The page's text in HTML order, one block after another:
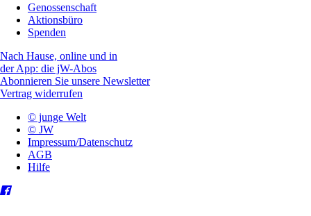
Genossenschaft
Aktionsbüro
Spenden
Nach Hause, online und in
der App: die jW-Abos
Abonnieren Sie unsere Newsletter
Vertrag widerrufen
© junge Welt
© JW
Impressum/Datenschutz
AGB
Hilfe